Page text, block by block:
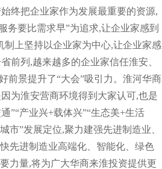
终把企业家作为发展最重要的资源,
务要比需求早”为追求,让企业家感到
制上坚持以企业家为中心,让企业家感
前列,越来越多的企业家信任淮安、
前景提升了“大会”吸引力。淮河华商
为淮安营商环境得到大家认可,也是
”“产业兴+载体兴”“生态美+生活
市”发展定位,聚力建强先进制造业、
先进制造业高端化、智能化、绿色
力量,将为广大华商来淮投资提供更